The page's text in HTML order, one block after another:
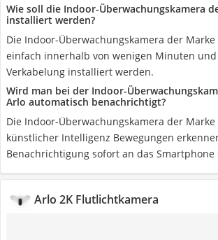
Wie soll die Indoor-Überwachungskamera
installiert werden?
Die Indoor-Überwachungskamera der Marke
einfach innerhalb von wenigen Minuten
Verkabelung installiert werden.
Wird man bei der Indoor-
Arlo automatisch benachrichtigt?
Die Indoor-Überwachungskamera der
künstlicher Intelligenz Bewegungen
Benachrichtigung sofort an das Smartphone
Arlo 2K Flutlichtkamera